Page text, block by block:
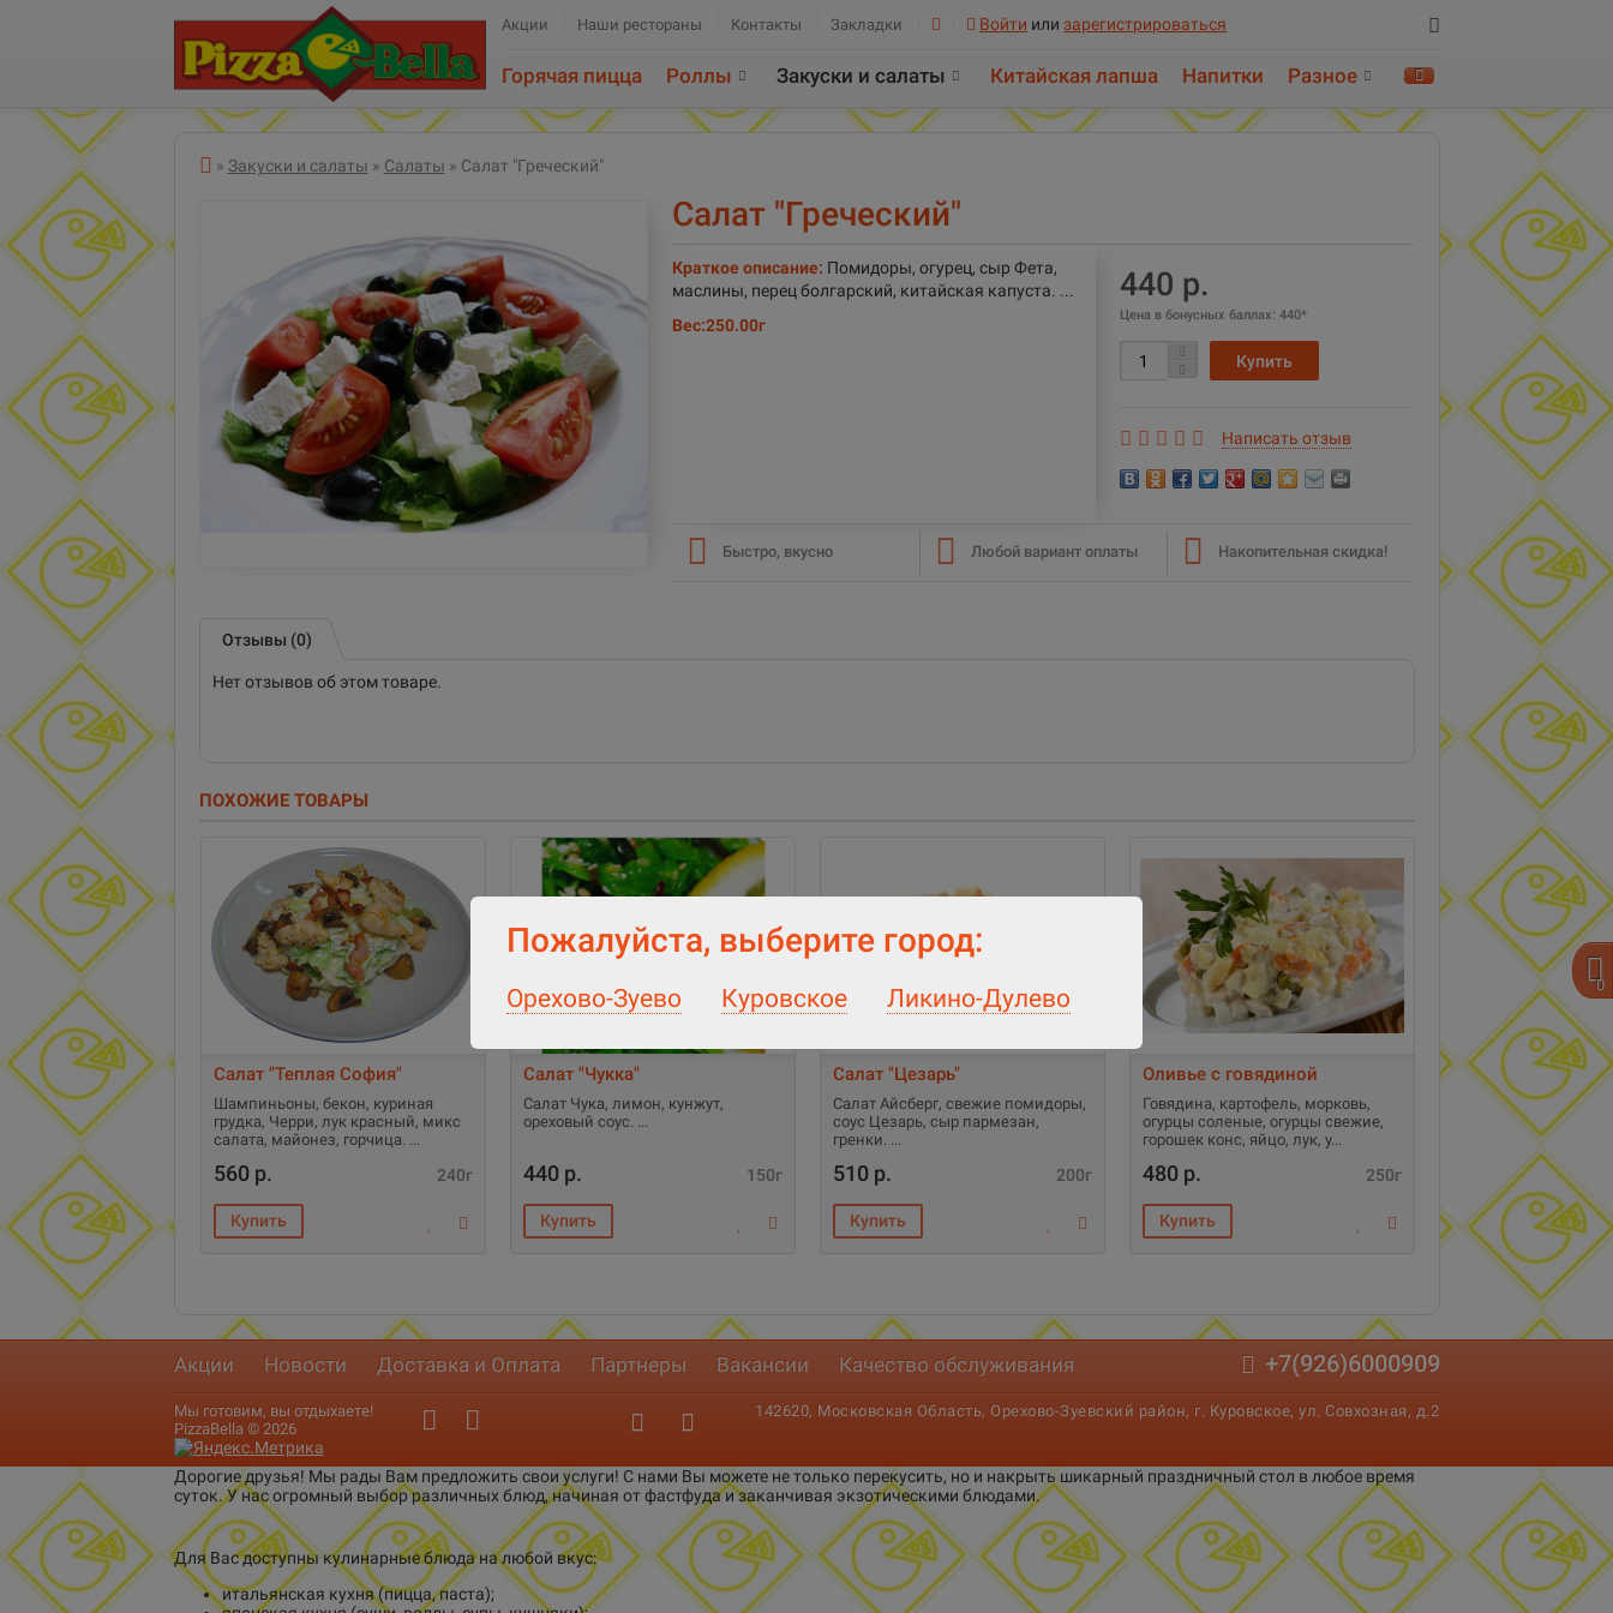
Пожалуйста, выберите город:
Орехово-Зуево Куровское Ликино-Дулево
Акции Наши рестораны Контакты Закладки Войти илизарегистрироваться
Горячая пицца Роллы Закуски и салаты Китайская лапша Напитки Разное
0
Все категории Найти!
» Закуски и салаты » Салаты » Салат "Греческий"
Салат "Греческий"
Краткое описание: Помидоры, огурец, сыр Фета,
маслины, перец болгарский, китайская капуста. ...
Вес:250.00г
440 р.
Цена в бонусных баллах: 440*
Написать отзыв
Быстро, вкусно Любой вариант оплаты Накопительная скидка!
Отзывы (0)
Нет отзывов об этом товаре.
ПОХОЖИЕ ТОВАРЫ
Салат "Теплая София"
Шампиньоны, бекон, куриная
грудка, Черри, лук красный, микс
салата, майонез, горчица.
240г
560 р.
Салат "Чукка"
Салат Чука, лимон, кунжут,
ореховый соус.
150г
440 р.
Салат "Цезарь"
Салат Айсберг, свежие помидоры,
соус Цезарь, сыр пармезан,
гренки.
200г
510 р.
Оливье с говядиной
Говядина, картофель, морковь,
огурцы соленые, огурцы свежие,
горошек конс, яйцо, лук, у
250г
480 р.
Акции Новости Доставка и Оплата Партнеры Вакансии Качество обслуживания +7(926)6000909
Мы готовим, вы отдыхаете!
PizzaBella © 2026
142620, Московская Область, Орехово-Зуевский район, г. Куровское, ул. Совхозная, д.2
Дорогие друзья! Мы рады Вам предложить свои услуги! С нами Вы можете не только перекусить, но и накрыть шикарный праздничный стол в любое время
суток. У нас огромный выбор различных блюд, начиная от фастфуда и заканчивая экзотическими блюдами.
Для Вас доступны кулинарные блюда на любой вкус:
итальянская кухня (пицца, паста);